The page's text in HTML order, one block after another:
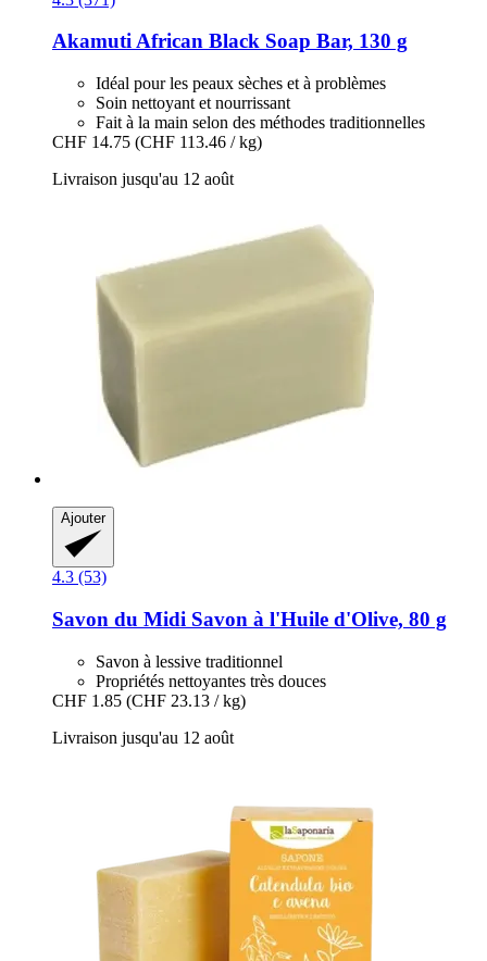
AkamutiAfrican Black Soap Bar, 130 g
Idéal pour les peaux sèches et à problèmes
Soin nettoyant et nourrissant
Fait à la main selon des méthodes traditionnelles
CHF 14.75 (CHF 113.46 / kg)
Livraison jusqu'au 12 août
Ajouter
4.3 (53)
Savon du Midi Savon à l'Huile d'Olive, 80 g
Savon à lessive traditionnel
Propriétés nettoyantes très douces
CHF 1.85 (CHF 23.13 / kg)
Livraison jusqu'au 12 août